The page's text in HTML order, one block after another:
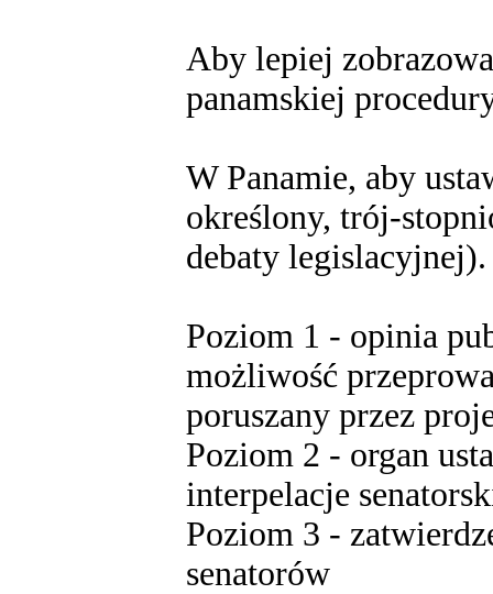
Aby lepiej
panamskiej
W Panamie, aby
określony, trój-
debaty legislacyjnej).
Poziom 1 - opinia
możliwość
poruszany przez
Poziom 2 - organ
interpelacje
Poziom 3 -
senatorów